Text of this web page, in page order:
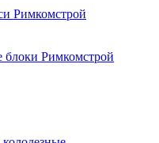
Римкомстрой
блоки Римкомстрой